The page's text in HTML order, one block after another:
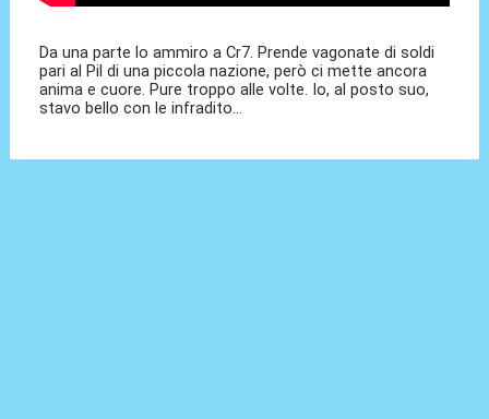
Da una parte lo ammiro a Cr7. Prende vagonate di soldi
pari al Pil di una piccola nazione, però ci mette ancora
anima e cuore. Pure troppo alle volte. Io, al posto suo,
stavo bello con le infradito...